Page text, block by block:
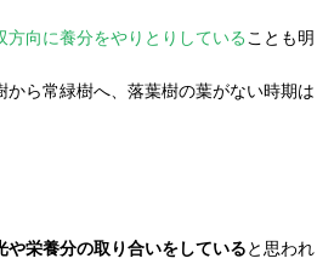
方向に養分をやりとりしていることも明
から常緑樹へ、落葉樹の葉がない時期は
や栄養分の取り合いをしていると思われ